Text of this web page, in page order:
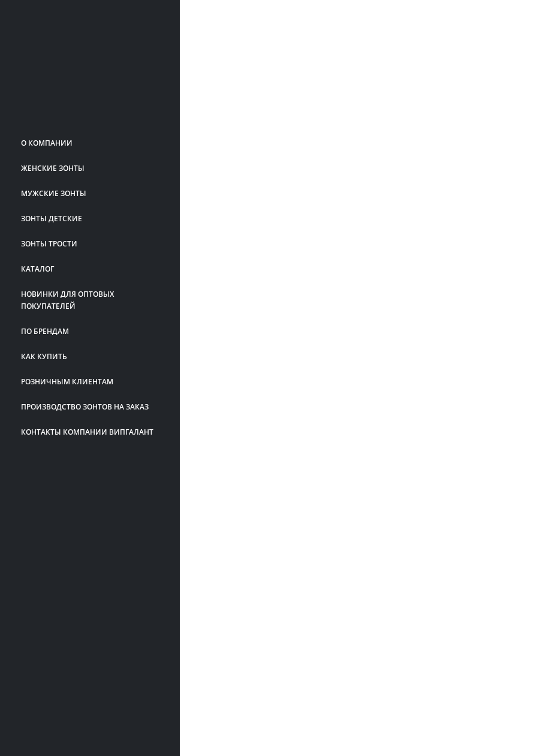
О КОМПАНИИ
ЖЕНСКИЕ ЗОНТЫ
МУЖСКИЕ ЗОНТЫ
ЗОНТЫ ДЕТСКИЕ
ЗОНТЫ ТРОСТИ
КАТАЛОГ
НОВИНКИ ДЛЯ ОПТОВЫХ
ПОКУПАТЕЛЕЙ
ПО БРЕНДАМ
КАК КУПИТЬ
РОЗНИЧНЫМ КЛИЕНТАМ
ПРОИЗВОДСТВО ЗОНТОВ НА ЗАКАЗ
КОНТАКТЫ КОМПАНИИ ВИПГАЛАНТ